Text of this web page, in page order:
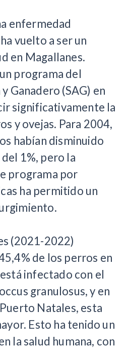
enfermedad
vuelto a ser un
en Magallanes.
programa del
Ganadero (SAG) en
significativamente la
y ovejas. Para 2004,
habían disminuido
1%, pero la
programa por
ha permitido un
(2021-2022)
de los perros en
infectado con el
granulosus, y en
Natales, esta
Esto ha tenido un
la salud humana, con